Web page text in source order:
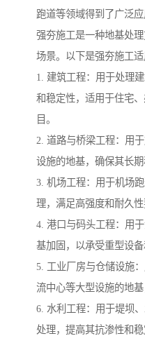
跑道等领域得到了广泛应
强夯施工是一种地基处
场景。以下是强夯施工适
1. 建筑工程：用于处理
和稳定性，适用于住宅
目。
2. 道路与桥梁工程：用
设施的地基，确保其长期
3. 机场工程：用于机场
理，满足高强度和耐久性
4. 港口与码头工程：用
基加固，以承受重型设备
5. 工业厂房与仓储设施
流中心等大型设施的地
6. 水利工程：用于堤坝
处理，提高其抗渗性和稳